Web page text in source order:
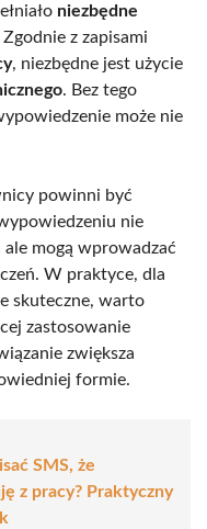
niezbędne
z zapisami
, niezbędne jest użycie
. Bez tego
może nie
powinni być
nie
ale mogą wprowadzać
W praktyce, dla
skuteczne, warto
zastosowanie
zwiększa
formie.
SMS, że
z pracy? Praktyczny